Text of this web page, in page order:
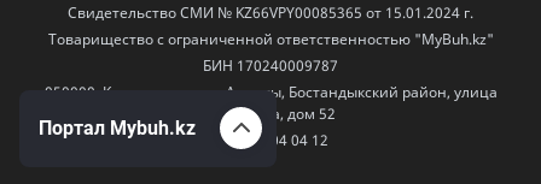
Свидетельство СМИ № KZ66VPY00085365 от 15.01.2024 г.
Товарищество с ограниченной ответственностью "MyBuh.kz"
БИН 170240009787
050000, Казахстан, город Алматы, Бостандыкский район, улица
Егизбаева, дом 52
+7 777 504 04 12
Портал Mybuh.kz